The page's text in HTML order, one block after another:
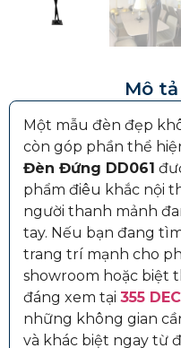
Mô
Một mẫu đèn đẹp
còn góp phần thể
Đèn Đứng DD061
phẩm điêu khắc nội
người thanh mảnh
tay. Nếu bạn đang
trang trí mạnh cho
showroom hoặc biệt
đáng xem tại 355
những không gian
và khác biệt ngay từ